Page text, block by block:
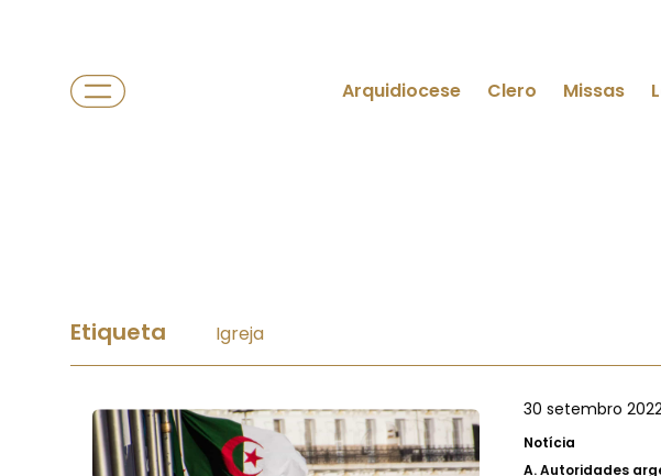
Arquidiocese Clero Missas
Etiqueta Igreja
30 setembro
Notícia
A.Autoridades